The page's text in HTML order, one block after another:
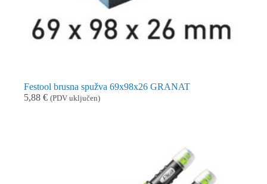
Festool brusna spužva 69x98x26 GRANAT
5,88 € (PDV uključen)